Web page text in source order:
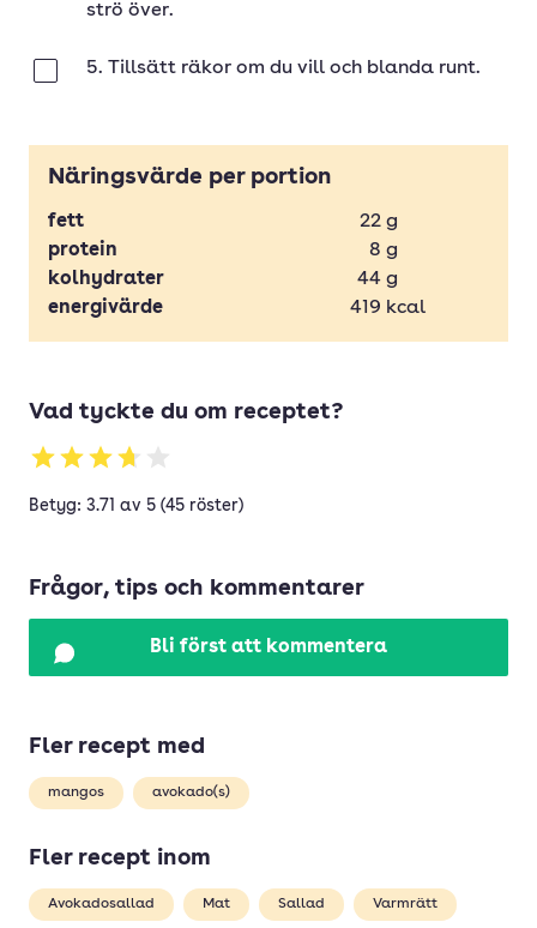
strö över.
5. Tillsätt räkor om du vill och blanda runt.
Näringsvärde per portion
fett 22 g
protein
8 g
kolhydrater
44 g
energivärde
419 kcal
Vad tyckte du om receptet?
Betyg: 3.71 av 5 (45 röster)
Frågor, tips och kommentarer
Bli först att kommentera
Fler recept med
mangos avokado(s)
Fler recept inom
Avokadosallad Mat Sallad Varmrätt